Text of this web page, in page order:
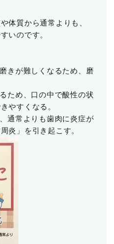
体質から通常よりも、
いのです。
きが難しくなるため、磨
ため、口の中で酸性の状
やすくなる。
通常よりも歯肉に炎症が
炎」を引き起こす。